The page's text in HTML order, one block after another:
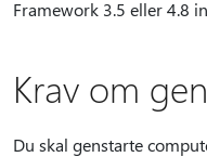
Framework 3.5 eller 4.8
Krav om
Du skal genstarte